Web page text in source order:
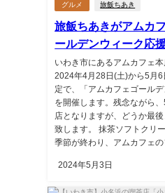
グルメ 旅飯ちあき
旅飯ちあきがアムカ
ールデンウィーク応
いわき市にあるアムカフェ本
2024年4月28日(土)から5月6
定で、「アムカフェゴールデ
を開催します。残念ながら
店となりますが、どうか最
致します。 抹茶ソフトクリ
季節が終わり、アムカフェの
2024年5月3日